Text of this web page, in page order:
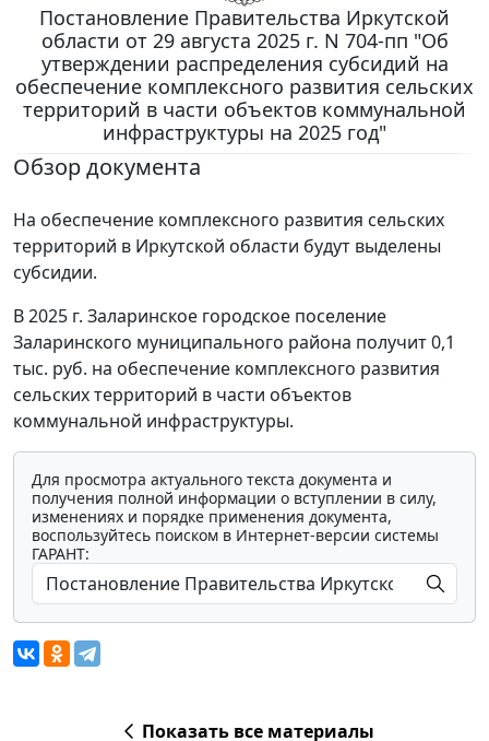
Постановление Правительства Иркутской
области от 29 августа 2025 г. N 704-пп "Об
утверждении распределения субсидий на
обеспечение комплексного развития сельских
территорий в части объектов коммунальной
инфраструктуры на 2025 год"
Обзор документа
На обеспечение комплексного развития сельских
территорий в Иркутской области будут выделены
субсидии.
В 2025 г. Заларинское городское поселение
Заларинского муниципального района получит 0,1
тыс. руб. на обеспечение комплексного развития
сельских территорий в части объектов
коммунальной инфраструктуры.
Для просмотра актуального текста документа и
получения полной информации о вступлении в силу,
изменениях и порядке применения документа,
воспользуйтесь поиском в Интернет-версии системы
ГАРАНТ:
Показать все материалы